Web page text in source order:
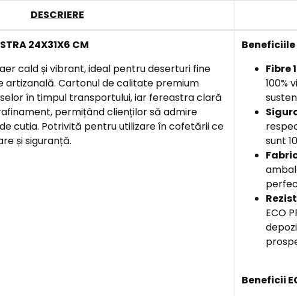
DESCRIERE
24X31X6 CM
cald și vibrant, ideal pentru deserturi fine
artizanală. Cartonul de calitate premium
în timpul transportului, iar fereastra clară
permițând clienților să admire
cutia. Potrivită pentru utilizare în cofetării ce
și siguranță.
Beneficiile
Fibre
100%
sunt
F
ECO
Beneficii